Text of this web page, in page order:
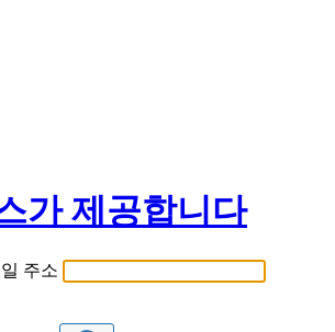
가 제공합니다
주소